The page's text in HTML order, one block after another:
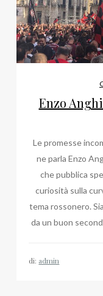
Enzo
Le promesse
ne parla Enzo
che pubblica
curiosità sulla
tema rossonero.
da un buon
di: admin